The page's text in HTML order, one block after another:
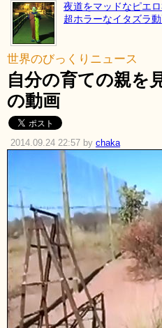
夜道をマッドなピエ
超ホラーなイタズラ
世界のびっくりニュース
自分の育ての親を
の動画
2014.09.24 22:57 by chaka